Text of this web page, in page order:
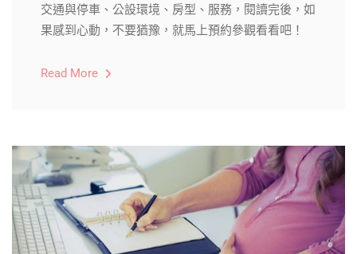
交通與停車、公設環境、房型、服務，閱讀完後，如
果感到心動，不要猶豫，就馬上預約參觀看看吧！
Read More